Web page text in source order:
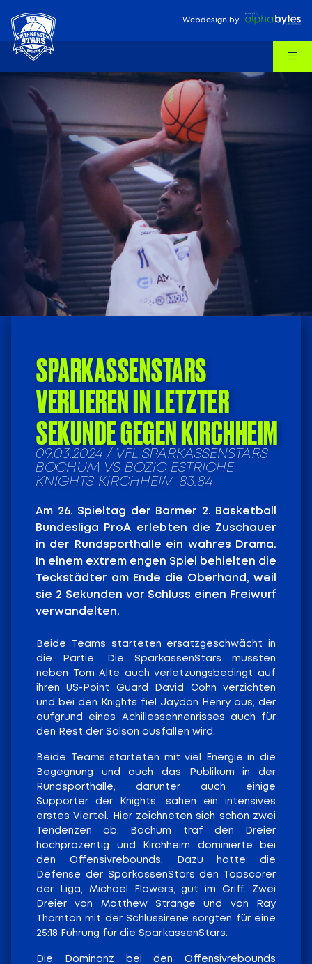
Webdesign by
SPARKASSENSTARS
VERLIEREN IN LETZTER
SEKUNDE GEGEN KIRCHHEIM
09.03.2024 / VFL SPARKASSENSTARS
BOCHUM VS BOZIC ESTRICHE
KNIGHTS KIRCHHEIM 83:84
Am 26. Spieltag der Barmer 2. Basketball
Bundesliga ProA erlebten die Zuschauer
in der Rundsporthalle ein wahres Drama.
In einem extrem engen Spiel behielten die
Teckstädter am Ende die Oberhand, weil
sie 2 Sekunden vor Schluss einen Freiwurf
verwandelten.
Beide Teams starteten ersatzgeschwächt in
die Partie. Die SparkassenStars mussten
neben Tom Alte auch verletzungsbedingt auf
ihren US-Point Guard David Cohn verzichten
und bei den Knights fiel Jaydon Henry aus, der
aufgrund eines Achillessehnenrisses auch für
den Rest der Saison ausfallen wird.
Beide Teams starteten mit viel Energie in die
Begegnung und auch das Publikum in der
Rundsporthalle, darunter auch einige
Supporter der Knights, sahen ein intensives
erstes Viertel. Hier zeichneten sich schon zwei
Tendenzen ab: Bochum traf den Dreier
hochprozentig und Kirchheim dominierte bei
den Offensivrebounds. Dazu hatte die
Defense der SparkassenStars den Topscorer
der Liga, Michael Flowers, gut im Griff. Zwei
Dreier von Matthew Strange und von Ray
Thornton mit der Schlussirene sorgten für eine
25:18 Führung für die SparkassenStars.
Die Dominanz bei den Offensivrebounds